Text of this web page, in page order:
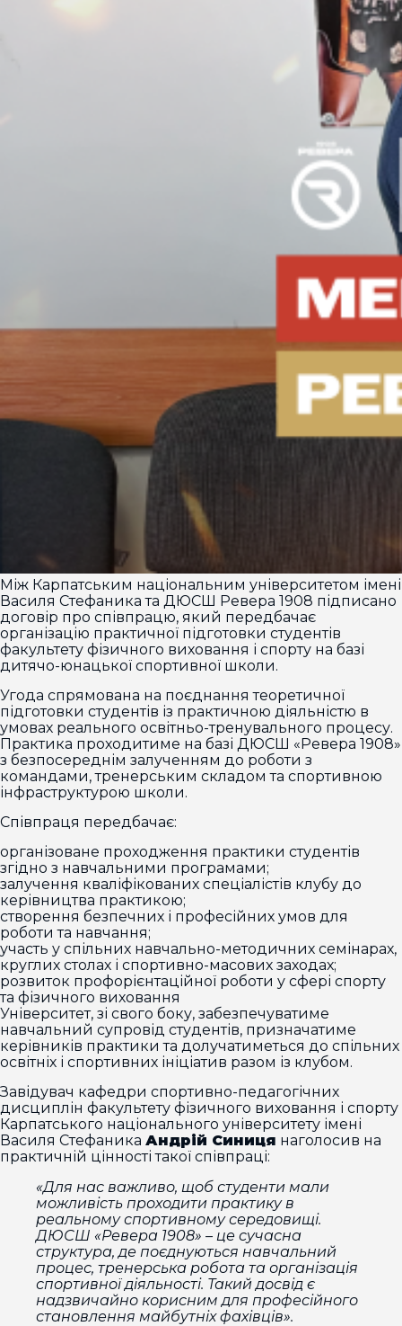
Між Карпатським національним університетом імені
Василя Стефаника та ДЮСШ Ревера 1908 підписано
договір про співпрацю, який передбачає
організацію практичної підготовки студентів
факультету фізичного виховання і спорту на базі
дитячо-юнацької спортивної школи.
Угода спрямована на поєднання теоретичної
підготовки студентів із практичною діяльністю в
умовах реального освітньо-тренувального процесу.
Практика проходитиме на базі ДЮСШ «Ревера 1908»
з безпосереднім залученням до роботи з
командами, тренерським складом та спортивною
інфраструктурою школи.
Співпраця передбачає:
організоване проходження практики студентів
згідно з навчальними програмами;
залучення кваліфікованих спеціалістів клубу до
керівництва практикою;
створення безпечних і професійних умов для
роботи та навчання;
участь у спільних навчально-методичних семінарах,
круглих столах і спортивно-масових заходах;
розвиток профорієнтаційної роботи у сфері спорту
та фізичного виховання
Університет, зі свого боку, забезпечуватиме
навчальний супровід студентів, призначатиме
керівників практики та долучатиметься до спільних
освітніх і спортивних ініціатив разом із клубом.
Завідувач кафедри спортивно-педагогічних
дисциплін факультету фізичного виховання і спорту
Карпатського національного університету імені
Василя Стефаника Андрій Синиця наголосив на
практичній цінності такої співпраці:
«Для нас важливо, щоб студенти мали
можливість проходити практику в
реальному спортивному середовищі.
ДЮСШ «Ревера 1908» – це сучасна
структура, де поєднуються навчальний
процес, тренерська робота та організація
спортивної діяльності. Такий досвід є
надзвичайно корисним для професійного
становлення майбутніх фахівців».